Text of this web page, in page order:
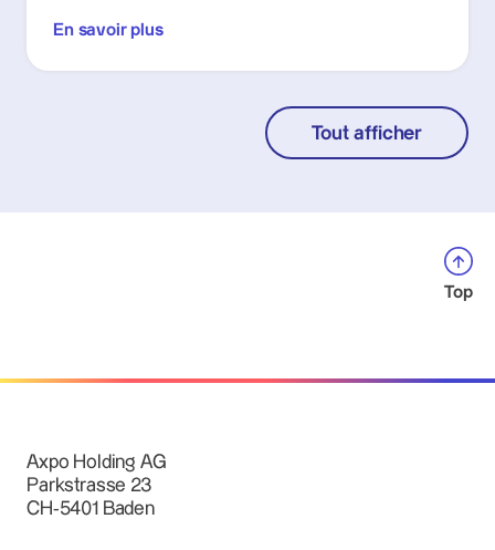
En savoir plus
Tout afficher
Top
Axpo Holding AG
Parkstrasse 23
CH-5401 Baden